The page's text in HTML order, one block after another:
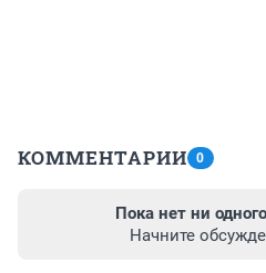
КОММЕНТАРИИ 0
Пока нет ни
Начните